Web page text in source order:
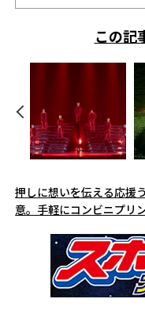
この記
押しに想いを伝える応援
意。手軽にコンビニプリン